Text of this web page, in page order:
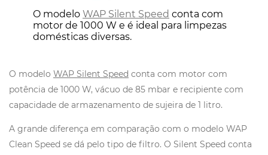
O modelo WAP Silent Speed conta com
motor de 1000 W e é ideal para limpezas
domésticas diversas.
O modelo WAP Silent Speed conta com motor com
potência de 1000 W, vácuo de 85 mbar e recipiente com
capacidade de armazenamento de sujeira de 1 litro.
A grande diferença em comparação com o modelo WAP
Clean Speed se dá pelo tipo de filtro. O Silent Speed conta